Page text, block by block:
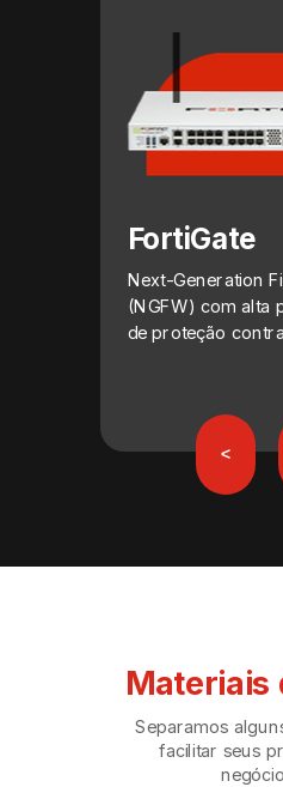
FortiGate
Next-Generation
(NGFW) com alta
de proteção
<
Materiais
Separamos
facilitar seus